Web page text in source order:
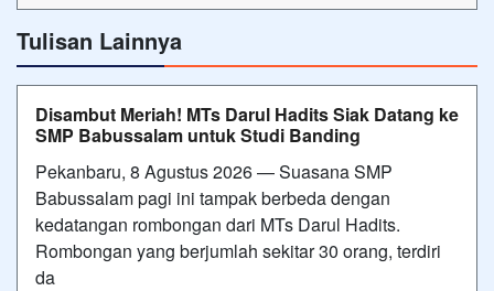
Tulisan Lainnya
Disambut Meriah! MTs Darul Hadits Siak Datang ke
SMP Babussalam untuk Studi Banding
Pekanbaru, 8 Agustus 2026 — Suasana SMP
Babussalam pagi ini tampak berbeda dengan
kedatangan rombongan dari MTs Darul Hadits.
Rombongan yang berjumlah sekitar 30 orang, terdiri
da